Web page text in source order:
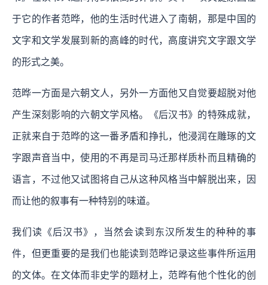
于它的作者范晔，他的生活时代进入了南朝，那是中国的
文字和文学发展到新的高峰的时代，高度讲究文字跟文学
的形式之美。
范晔一方面是六朝文人，另外一方面他又自觉要超脱对他
产生深刻影响的六朝文学风格。《后汉书》的特殊成就，
正就来自于范晔的这一番矛盾和挣扎，他浸润在雕琢的文
字跟声音当中，使用的不再是司马迁那样质朴而且精确的
语言，不过他又试图将自己从这种风格当中解脱出来，因
而让他的叙事有一种特别的味道。
我们读《后汉书》，当然会读到东汉所发生的种种的事
件，但更重要的是我们也能读到范晔记录这些事件所运用
的文体。在文体而非史学的题材上，范晔有他个性化的创